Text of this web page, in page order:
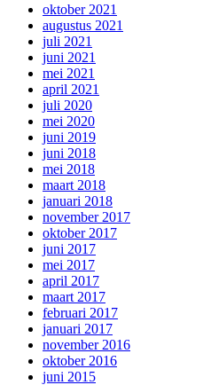
oktober 2021
augustus 2021
juli 2021
juni 2021
mei 2021
april 2021
juli 2020
mei 2020
juni 2019
juni 2018
mei 2018
maart 2018
januari 2018
november 2017
oktober 2017
juni 2017
mei 2017
april 2017
maart 2017
februari 2017
januari 2017
november 2016
oktober 2016
juni 2015